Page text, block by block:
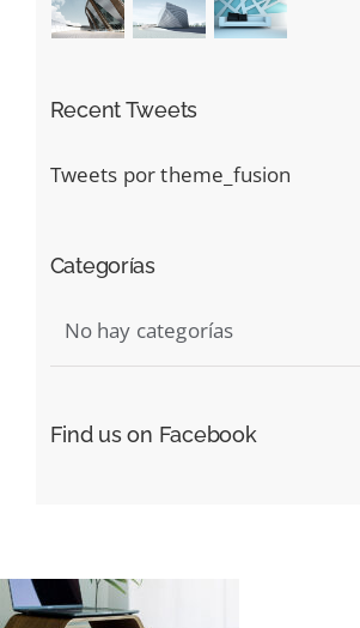
Recent Tweets
Tweets por theme_fusion
Categorías
No hay categorías
Find us on Facebook